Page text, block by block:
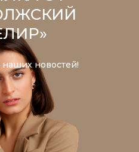
наших новостей!